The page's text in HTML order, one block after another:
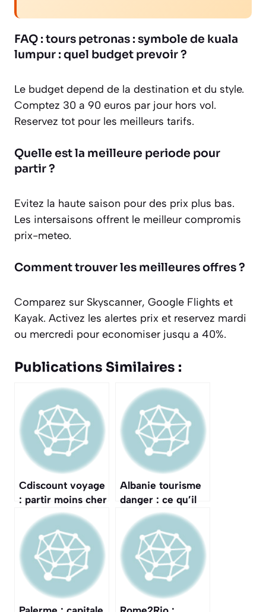
FAQ : tours petronas : symbole de kuala
lumpur : quel budget prevoir ?
Le budget depend de la destination et du style.
Comptez 30 a 90 euros par jour hors vol.
Reservez tot pour les meilleurs tarifs.
Quelle est la meilleure periode pour
partir ?
Evitez la haute saison pour des prix plus bas.
Les intersaisons offrent le meilleur compromis
prix-meteo.
Comment trouver les meilleures offres ?
Comparez sur Skyscanner, Google Flights et
Kayak. Activez les alertes prix et reservez mardi
ou mercredi pour economiser jusqu a 40%.
Publications Similaires :
Cdiscount voyage
: partir moins cher
en ligne
Albanie tourisme
danger : ce qu’il
faut savoir